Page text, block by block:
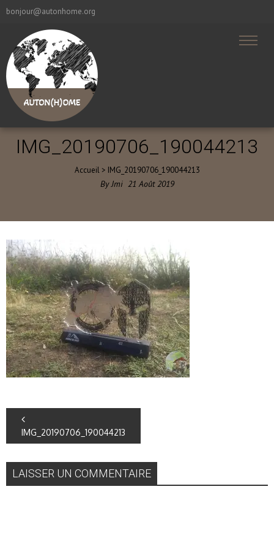
bonjour@autonhome.org
IMG_20190706_190044213
Accueil> IMG_20190706_190044213
ByJmi 21 Août 2019
IMG_20190706_190044213
LAISSER UN COMMENTAIRE